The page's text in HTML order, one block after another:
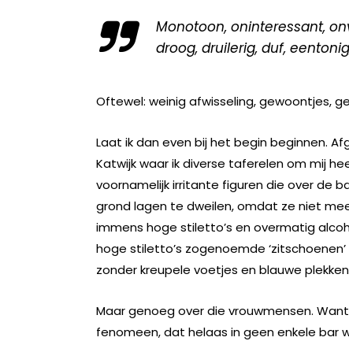
Monotoon, oninteressant,
droog, druilerig, duf,
Oftewel: weinig afwisseling, gewoontjes,
Laat ik dan even bij het begin beginnen.
Katwijk waar ik diverse taferelen om mij
voornamelijk irritante figuren die over de
grond lagen te dweilen, omdat ze niet
immens hoge stiletto’s en overmatig
hoge stiletto’s zogenoemde
zonder kreupele voetjes en blauwe
Maar genoeg over die vrouwmensen.
fenomeen, dat helaas in geen enkele bar